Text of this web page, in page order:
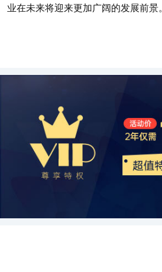
业在未来将迎来更加广阔的发展前景。